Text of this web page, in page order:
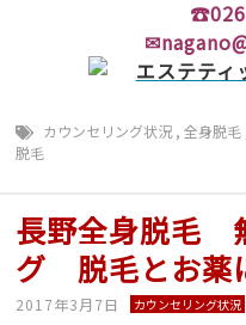
カウンセリング状況 ,全身脱毛
脱毛
長野全身脱毛
グ 脱毛とお薬
2017年3月7日 カウンセリング状況